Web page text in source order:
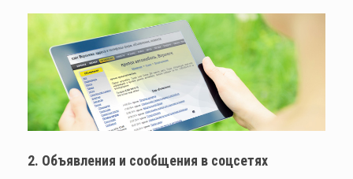
2. Объявления и сообщения в соцсетях